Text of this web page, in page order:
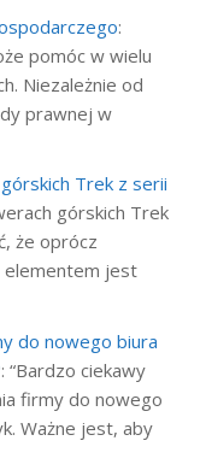
:
pomóc w wielu
Niezależnie od
prawnej w
Trek z serii
górskich Trek
że oprócz
elementem jest
do nowego biura
: “Bardzo ciekawy
firmy do nowego
Ważne jest, aby